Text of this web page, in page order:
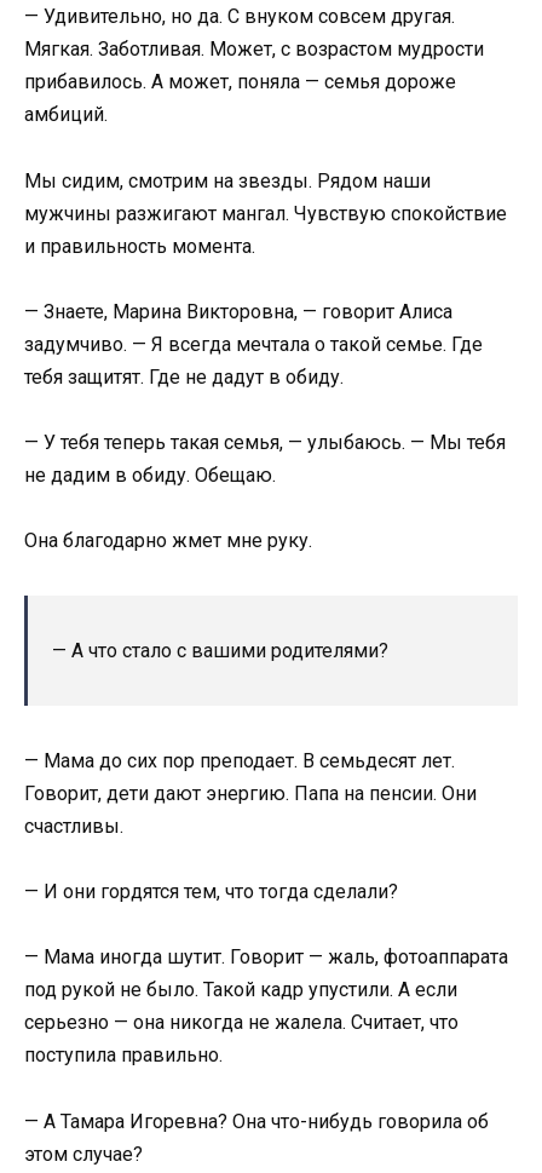
— Удивительно, но да. С внуком совсем другая.
Мягкая. Заботливая. Может, с возрастом мудрости
прибавилось. А может, поняла — семья дороже
амбиций.
Мы сидим, смотрим на звезды. Рядом наши
мужчины разжигают мангал. Чувствую спокойствие
и правильность момента.
— Знаете, Марина Викторовна, — говорит Алиса
задумчиво. — Я всегда мечтала о такой семье. Где
тебя защитят. Где не дадут в обиду.
— У тебя теперь такая семья, — улыбаюсь. — Мы тебя
не дадим в обиду. Обещаю.
Она благодарно жмет мне руку.
— А что стало с вашими родителями?
— Мама до сих пор преподает. В семьдесят лет.
Говорит, дети дают энергию. Папа на пенсии. Они
счастливы.
— И они гордятся тем, что тогда сделали?
— Мама иногда шутит. Говорит — жаль, фотоаппарата
под рукой не было. Такой кадр упустили. А если
серьезно — она никогда не жалела. Считает, что
поступила правильно.
— А Тамара Игоревна? Она что-нибудь говорила об
этом случае?